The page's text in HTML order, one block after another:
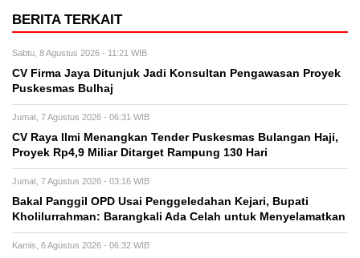
BERITA TERKAIT
Sabtu, 8 Agustus 2026 - 11:21 WIB
CV Firma Jaya Ditunjuk Jadi Konsultan Pengawasan Proyek
Puskesmas Bulhaj
Jumat, 7 Agustus 2026 - 06:31 WIB
CV Raya Ilmi Menangkan Tender Puskesmas Bulangan Haji,
Proyek Rp4,9 Miliar Ditarget Rampung 130 Hari
Jumat, 7 Agustus 2026 - 03:16 WIB
Bakal Panggil OPD Usai Penggeledahan Kejari, Bupati
Kholilurrahman: Barangkali Ada Celah untuk Menyelamatkan
Kamis, 6 Agustus 2026 - 06:32 WIB